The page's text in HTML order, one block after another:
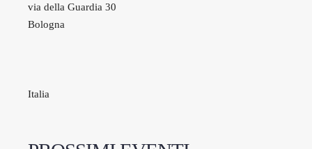
via della Guardia 30
Bologna
Italia